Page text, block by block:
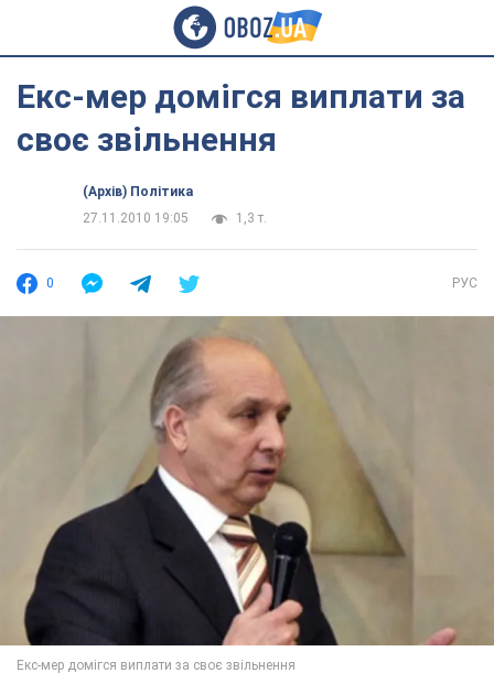
Екс-мер домігся виплати за
своє звільнення
(Архів) Політика
27.11.2010 19:05
1,3 т.
0 РУС